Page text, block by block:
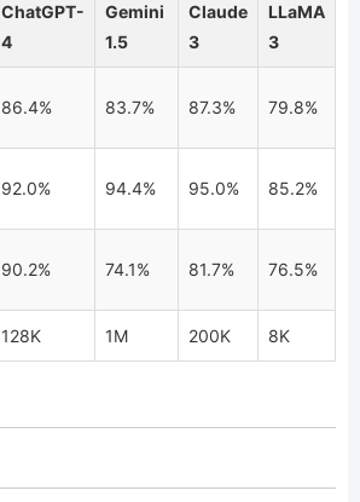
ChatGPT-
4
Gemini
1.5
Claude
3
LLaMA
3
86.4% 83.7% 87.3% 79.8%
92.0% 94.4% 95.0% 85.2%
90.2% 74.1% 81.7% 76.5%
128K 1M 200K 8K